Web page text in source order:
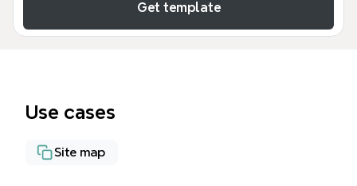
Get template
Use cases
Site map